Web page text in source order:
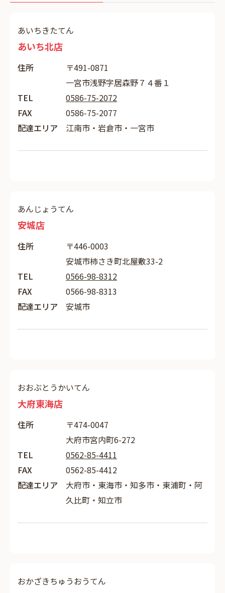
あいちきたてん
あいち北店
住所
〒491-0871
一宮市浅野字居森野７４番１
TEL
0586-75-2072
FAX
0586-75-2077
配達エリア
江南市・岩倉市・一宮市
あんじょうてん
安城店
住所
〒446-0003
安城市柿さき町北屋敷33-2
TEL
0566-98-8312
FAX
0566-98-8313
配達エリア
安城市
おおぶとうかいてん
大府東海店
住所
〒474-0047
大府市宮内町6-272
TEL
0562-85-4411
FAX
0562-85-4412
配達エリア
大府市・東海市・知多市・東浦町・阿
久比町・知立市
おかざきちゅうおうてん